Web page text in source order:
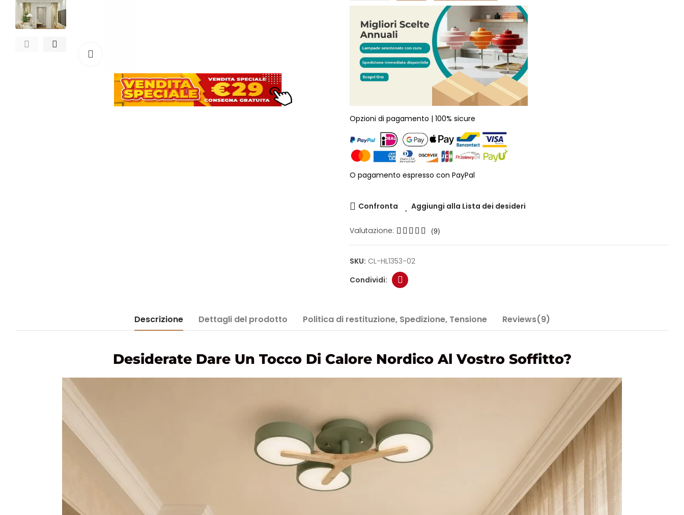
Opzioni di pagamento | 100% sicure
O pagamento espresso con PayPal
Confronta Aggiungi alla Lista dei desideri
Valutazione: (9)
SKU: CL-HL1353-02
Descrizione Dettagli del prodotto Politica di restituzione, Spedizione, Tensione Reviews(9)
Desiderate Dare Un Tocco Di Calore Nordico Al Vostro Soffitto?